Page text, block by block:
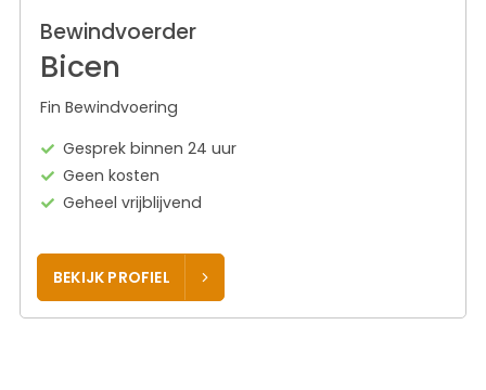
Bewindvoerder
Bicen
Fin Bewindvoering
Gesprek binnen 24 uur
Geen kosten
Geheel vrijblijvend
BEKIJK PROFIEL